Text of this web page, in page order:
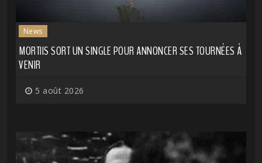
News
MORTIIS SORT UN SINGLE POUR ANNONCER SES TOURNÉES À
VENIR
5 août 2026